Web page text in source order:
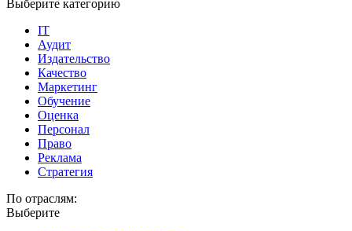
Выберите категорию
IT
Аудит
Издательство
Качество
Маркетинг
Обучение
Оценка
Персонал
Право
Реклама
Стратегия
По отраслям:
Выберите